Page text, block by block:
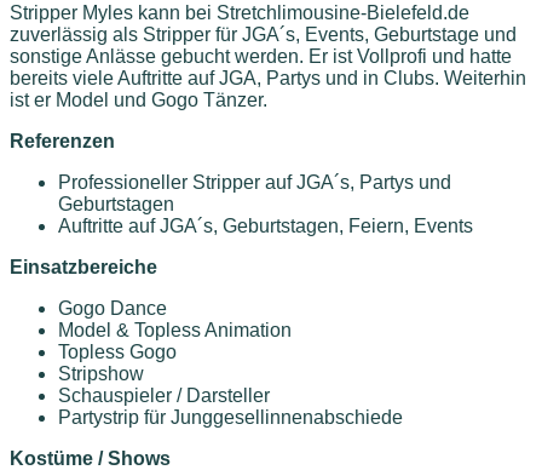
Stripper Myles kann bei Stretchlimousine-Bielefeld.de
zuverlässig als Stripper für JGA´s, Events, Geburtstage und
sonstige Anlässe gebucht werden. Er ist Vollprofi und hatte
bereits viele Auftritte auf JGA, Partys und in Clubs. Weiterhin
ist er Model und Gogo Tänzer.
Referenzen
Professioneller Stripper auf JGA´s, Partys und
Geburtstagen
Auftritte auf JGA´s, Geburtstagen, Feiern, Events
Einsatzbereiche
Gogo Dance
Model & Topless Animation
Topless Gogo
Stripshow
Schauspieler / Darsteller
Partystrip für Junggesellinnenabschiede
Kostüme / Shows